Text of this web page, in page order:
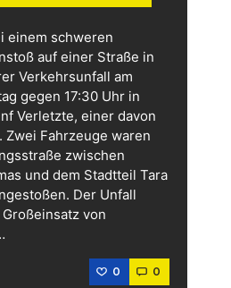
einem schweren
auf einer Straße in
Verkehrsunfall am
gegen 17:30 Uhr in
Verletzte, einer davon
Fahrzeuge waren
zwischen
und dem Stadtteil Tara
Der Unfall
von
0 0